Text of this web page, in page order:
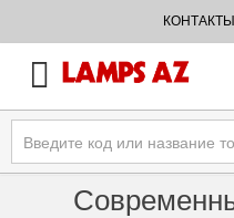
КОНТАКТЫ